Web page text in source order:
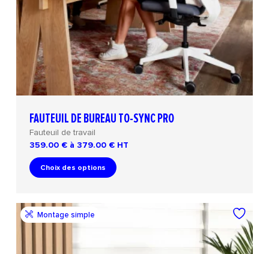
FAUTEUIL DE BUREAU TO-SYNC PRO
Fauteuil de travail
359.00 € à 379.00 € HT
Choix des options
Montage simple